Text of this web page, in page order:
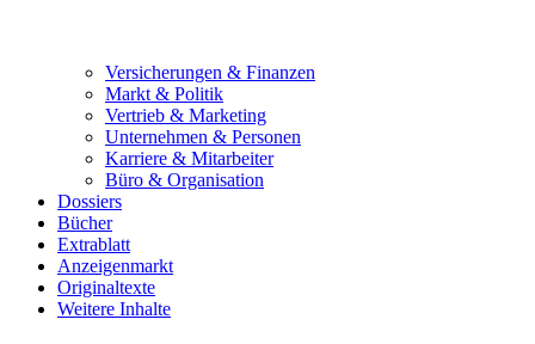
Versicherungen & Finanzen
Markt & Politik
Vertrieb & Marketing
Unternehmen & Personen
Karriere & Mitarbeiter
Büro & Organisation
Dossiers
Bücher
Extrablatt
Anzeigenmarkt
Originaltexte
Weitere Inhalte